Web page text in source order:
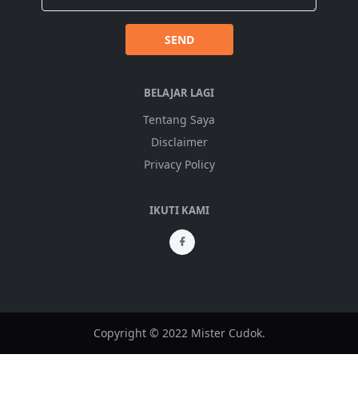
SEND
BELAJAR LAGI
Tentang Saya
Disclaimer
Privacy Policy
IKUTI KAMI
Copyright © 2022 Mister Cudok.